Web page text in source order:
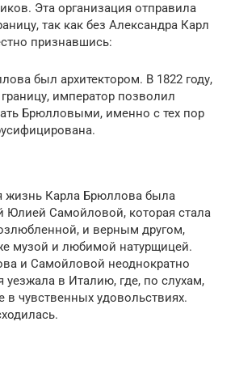
Эта организация отправила
так как без Александра Карл
признавшись:
был архитектором. В 1822 году,
император позволил
Брюлловыми, именно с тех пор
жизнь Карла Брюллова была
Юлией Самойловой, которая стала
и верным другом,
музой и любимой натурщицей.
и Самойловой неоднократно
в Италию, где, по слухам,
в чувственных удовольствиях.